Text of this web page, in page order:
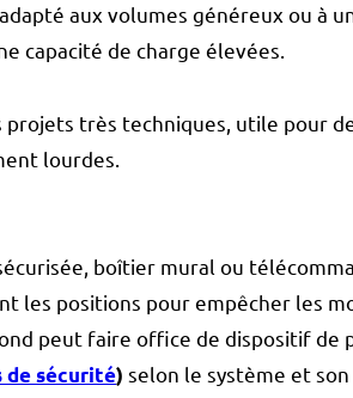
aux volumes généreux ou à
capacité de charge élevées.
très techniques, utile pour
lourdes.
boîtier mural ou
les positions pour empêcher les
peut faire office de dispositif de
de sécurité) selon le système et